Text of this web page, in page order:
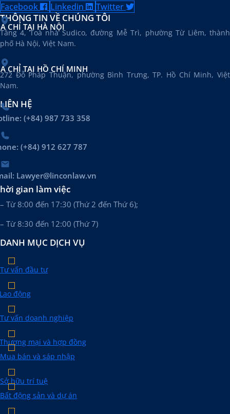
Facebook Linkedin Twitter
THÔNG TIN VỀ CHÚNG TÔI
CHỈ TẠI HÀ NỘI
Tầng 4, Toà nhà Sudico, đường Mễ Trì, phường Từ Liêm, thành
phố Hà Nội, Việt Nam.
CHỈ TẠI HỒ CHÍ MINH
272 Đỗ Pháp Thuận, phường Bình Trưng, TP. Hồ Chí Minh, Việt
Nam.
LIÊN HỆ
(+84) 987 733 358
(+84) 912 627 787
Lawyer@linconlaw.vn
gian làm việc
– Từ 8:00 đến 17:30 (Thứ 2 đến Thứ 6);
– Từ 8:30 đến 12:00 (Thứ 7)
DANH MỤC DỊCH VỤ
Tư vấn đầu tư
Lao động
Tư vấn doanh nghiệp
Thương mại và hợp đồng
Mua bán và sáp nhập
Sở hữu trí tuệ
Bất động sản và dự án